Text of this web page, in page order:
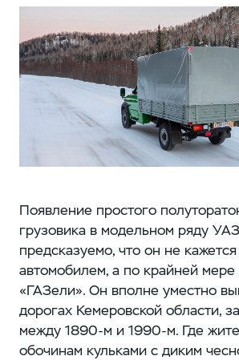
Появление простого
грузовика в модельном ряду
предсказуемо, что он не
автомобилем, а по крайней мере
«ГАЗели». Он вполне уместно
дорогах Кемеровской области,
между 1890-м и 1990-м. Где
обочинам кульками с диким